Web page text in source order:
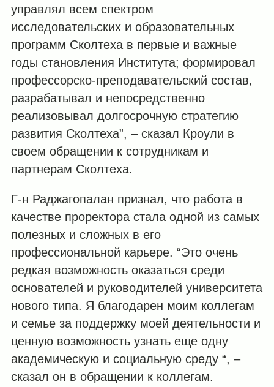
управлял всем спектром
исследовательских и образовательных
программ Сколтеха в первые и важные
годы становления Института; формировал
профессорско-преподавательский состав,
разрабатывал и непосредственно
реализовывал долгосрочную стратегию
развития Сколтеха”, – сказал Кроули в
своем обращении к сотрудникам и
партнерам Сколтеха.
Г-н Раджагопалан признал, что работа в
качестве проректора стала одной из самых
полезных и сложных в его
профессиональной карьере. “Это очень
редкая возможность оказаться среди
основателей и руководителей университета
нового типа. Я благодарен моим коллегам
и семье за ​​поддержку моей деятельности и
ценную возможность узнать еще одну
академическую и социальную среду “, –
сказал он в обращении к коллегам.